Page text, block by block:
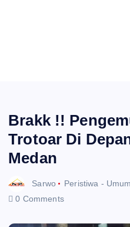
Brakk !!
Trotoar Di
Medan
Sarwo Peristiwa - Umum
0 Comments